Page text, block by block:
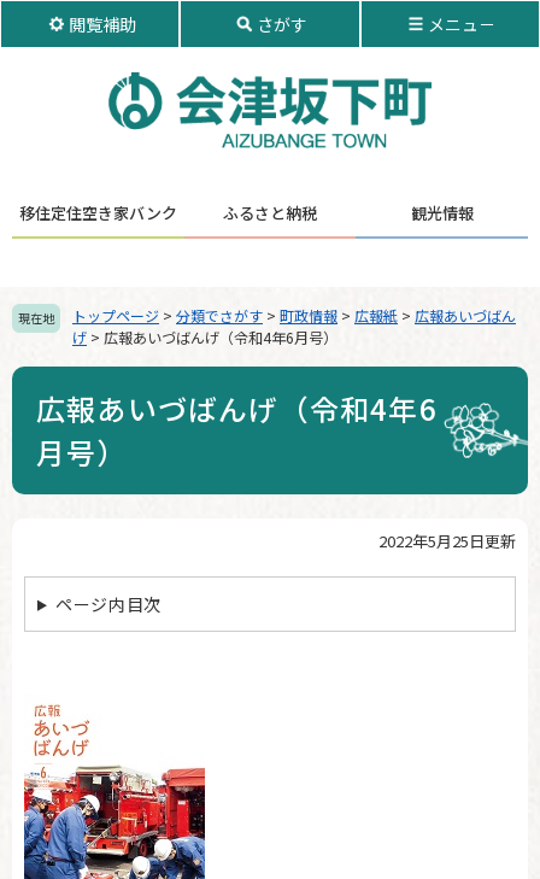
本
閲覧補助 さがす メニュ－
移住定住空き家バンク ふるさと納税 観光情報
現在地 トップページ > 分類でさがす > 町政情報 > 広報紙 > 広報あいづばん
げ > 広報あいづばんげ（令和4年6月号）
広報あいづばんげ（令和4年6
月号）
2022年5月25日更新
ページ内目次